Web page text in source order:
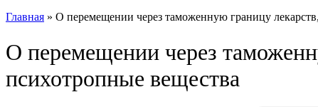
Главная » О перемещении через таможенную границу
О перемещении через
психотропные вещества